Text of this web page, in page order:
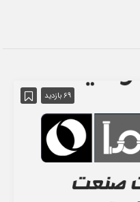
69 بازدید